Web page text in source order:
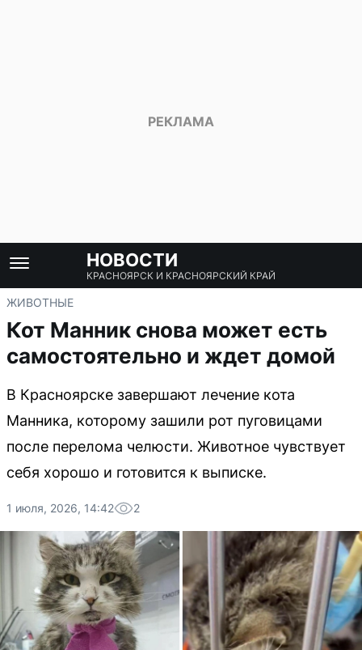
НОВОСТИ
КРАСНОЯРСК И КРАСНОЯРСКИЙ КРАЙ
ЖИВОТНЫЕ
Кот Манник снова может есть
самостоятельно и ждет домой
В Красноярске завершают лечение кота
Манника, которому зашили рот пуговицами
после перелома челюсти. Животное чувствует
себя хорошо и готовится к выписке.
1 июля, 2026, 14:42 2